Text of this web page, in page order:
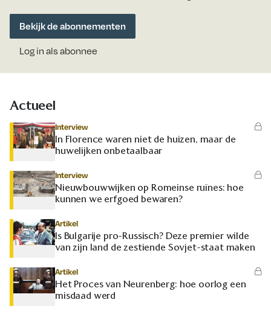
Bekijk de abonnementen
Log in als abonnee
Actueel
Interview
In Florence waren niet de huizen, maar de
huwelijken onbetaalbaar
Interview
Nieuwbouwwijken op Romeinse ruïnes: hoe
kunnen we erfgoed bewaren?
Artikel
Is Bulgarije pro-Russisch? Deze premier wilde
van zijn land de zestiende Sovjet-staat maken
Artikel
Het Proces van Neurenberg: hoe oorlog een
misdaad werd